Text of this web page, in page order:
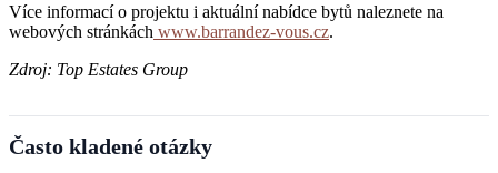
Více informací o projektu i aktuální nabídce bytů naleznete na
webových stránkách www.barrandez-vous.cz.
Zdroj: Top Estates Group
Často kladené otázky